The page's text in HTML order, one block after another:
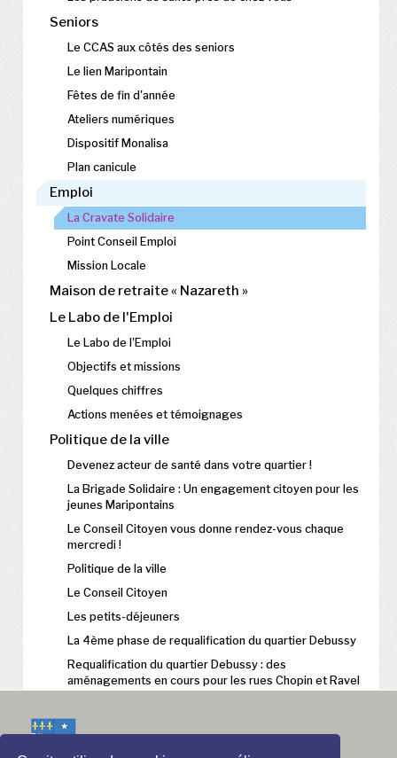
Seniors
Le CCAS aux côtés des seniors
Le lien Maripontain
Fêtes de fin d'année
Ateliers numériques
Dispositif Monalisa
Plan canicule
Emploi
La Cravate Solidaire
Point Conseil Emploi
Mission Locale
Maison de retraite « Nazareth »
Le Labo de l'Emploi
Le Labo de l'Emploi
Objectifs et missions
Quelques chiffres
Actions menées et témoignages
Politique de la ville
Devenez acteur de santé dans votre quartier !
La Brigade Solidaire : Un engagement citoyen pour les
jeunes Maripontains
Le Conseil Citoyen vous donne rendez-vous chaque
mercredi !
Politique de la ville
Le Conseil Citoyen
Les petits-déjeuners
La 4ème phase de requalification du quartier Debussy
Requalification du quartier Debussy : des
aménagements en cours pour les rues Chopin et Ravel